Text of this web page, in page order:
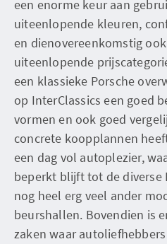
een enorme keur aan
uiteenlopende kleuren,
en dienovereenkomstig
uiteenlopende
een klassieke Porsche
op InterClassics een goed
vormen en ook goed
concrete koopplannen
een dag vol autoplezier,
beperkt blijft tot de diverse
nog heel erg veel ander
beurshallen. Bovendien is
zaken waar